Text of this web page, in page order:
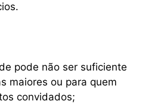
pode não ser suficiente
maiores ou para quem
convidados;